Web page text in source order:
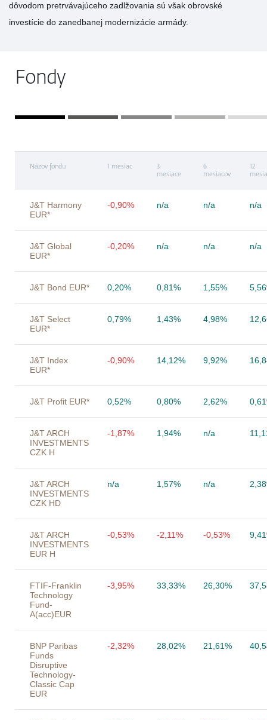
dôvodom pretrvávajúceho zadlžovania sú však obrovské
investície do zanedbanej modernizácie armády.
Fondy
Názov fondu 1 mesiac
3
mesiace
6
mesiacov
12
J&T Harmony
EUR*
-0,90% n/a n/a n/a
J&T Global
EUR*
-0,20% n/a n/a n/a
J&T Bond EUR* 0,20% 0,81% 1,55%
J&T Select
EUR*
0,79% 1,43% 4,98%
J&T Index
EUR*
-0,90% 14,12% 9,92%
J&T Profit EUR* 0,52% 0,80% 2,62%
J&T ARCH
INVESTMENTS
CZK H
-1,87% 1,94% n/a
J&T ARCH
INVESTMENTS
CZK HD
n/a 1,57% n/a
J&T ARCH
INVESTMENTS
EUR H
-0,53% -2,11% -0,53%
FTIF-Franklin
Technology
Fund-
A(acc)EUR
-3,95% 33,33% 26,30%
BNP Paribas
Funds
Disruptive
Technology-
Classic Cap
EUR
-2,32% 28,02% 21,61%